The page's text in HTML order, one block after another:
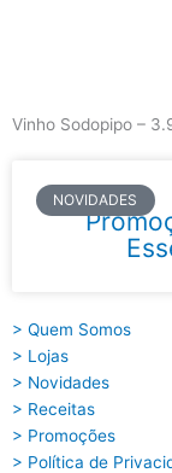
Vinho Sodopipo –
NOVIDADES
> Quem Somos
> Lojas
> Novidades
> Receitas
> Promoções
> Política de